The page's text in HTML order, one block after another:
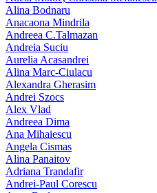
Alina Bodnaru
Anacaona Mindrila
Andreea C.Talmazan
Andreia Suciu
Aurelia Acasandrei
Alina Marc-Ciulacu
Alexandra Gherasim
Andrei Szocs
Alex Vlad
Andreea Dima
Ana Mihaiescu
Angela Cismas
Alina Panaitov
Adriana Trandafir
Andrei-Paul Corescu